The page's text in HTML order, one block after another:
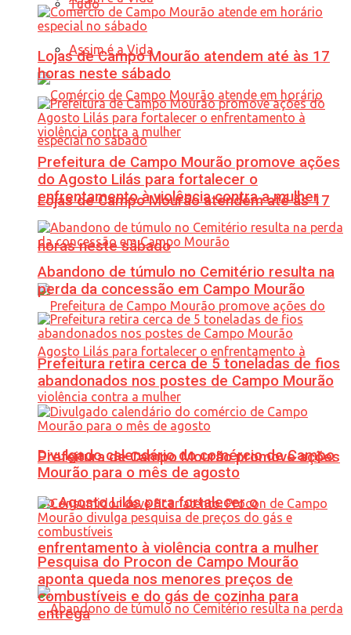
Tudo
Assim é a Vida
Lojas de Campo Mourão atendem até às 17
horas neste sábado
Prefeitura de Campo Mourão promove ações
do Agosto Lilás para fortalecer o
enfrentamento à violência contra a mulher
Lojas de Campo Mourão atendem até às 17
horas neste sábado
Prefeitura de Campo Mourão promove ações
do Agosto Lilás para fortalecer o
enfrentamento à violência contra a mulher
Abandono de túmulo no Cemitério resulta na
perda da concessão em Campo Mourão
Prefeitura retira cerca de 5 toneladas de fios
abandonados nos postes de Campo Mourão
Divulgado calendário do comércio de Campo
Mourão para o mês de agosto
Pesquisa do Procon de Campo Mourão
aponta queda nos menores preços de
combustíveis e do gás de cozinha para
entrega